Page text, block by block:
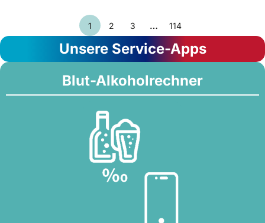
1 2 3 … 114
Unsere Service-Apps
Blut-Alkoholrechner